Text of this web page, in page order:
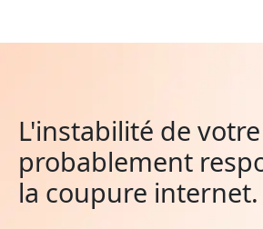
L'instabilité de
probablement
la coupure internet.